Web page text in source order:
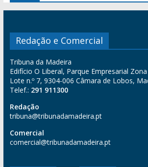
Redação e Comercial
Tribuna da Madeira
Edifício O Liberal, Parque Empresarial
Lote n.º 7, 9304-006 Câmara de Lobos,
Telef.: 291 911300
Redação
tribuna@tribunadamadeira.pt
Comercial
comercial@tribunadamadeira.pt